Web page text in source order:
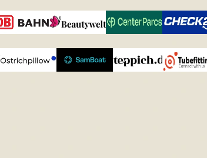
Menü überspringen
bahn.de Beautywelt
Center
Parcs
CHECK24
Ostrichpillow SAMBOAT Teppich.de